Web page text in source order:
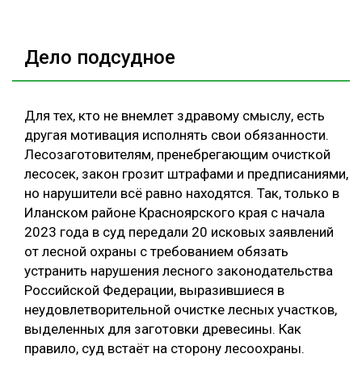
Дело подсудное
Для тех, кто не внемлет здравому смыслу, есть
другая мотивация исполнять свои обязанности.
Лесозаготовителям, пренебрегающим очисткой
лесосек, закон грозит штрафами и предписаниями,
но нарушители всё равно находятся. Так, только в
Иланском районе Красноярского края с начала
2023 года в суд передали 20 исковых заявлений
от лесной охраны с требованием обязать
устранить нарушения лесного законодательства
Российской Федерации, выразившиеся в
неудовлетворительной очистке лесных участков,
выделенных для заготовки древесины. Как
правило, суд встаёт на сторону лесоохраны.